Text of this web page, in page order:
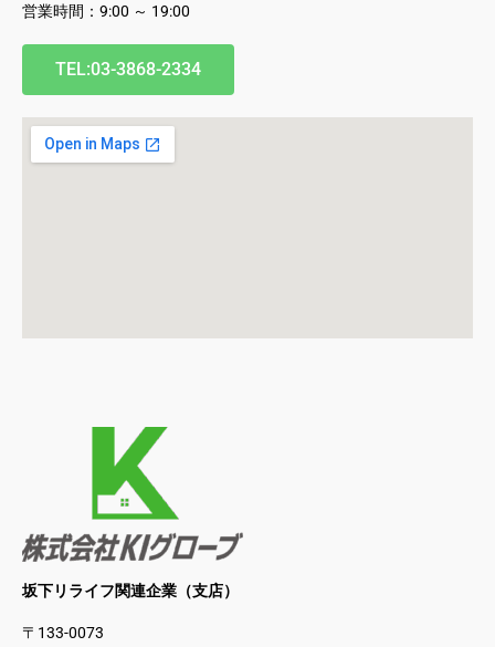
営業時間：9:00 ～ 19:00
TEL:03-3868-2334
坂下リライフ関連企業（支店）
〒133-0073